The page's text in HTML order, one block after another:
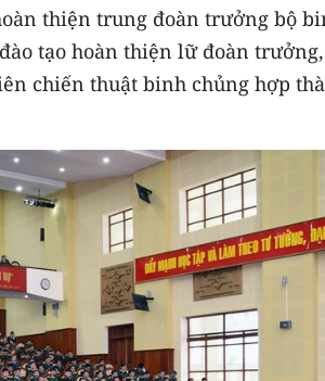
thiện trung đoàn trưởng bộ
tạo hoàn thiện lữ đoàn
chiến thuật binh chủng hợp